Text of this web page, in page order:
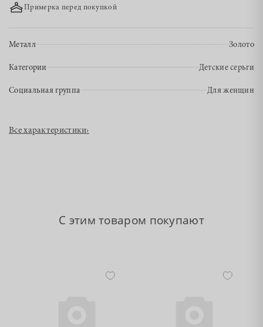
Примерка перед покупкой
Металл Золото
Категории Детские серьги
Социальная группа Для женщин
Все характеристики›
С этим товаром покупают